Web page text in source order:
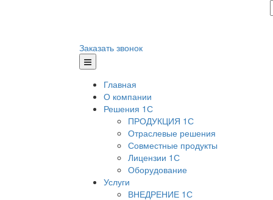
Заказать звонок
Главная
О компании
Решения 1С
ПРОДУКЦИЯ 1С
Отраслевые решения
Совместные продукты
Лицензии 1С
Оборудование
Услуги
ВНЕДРЕНИЕ 1С